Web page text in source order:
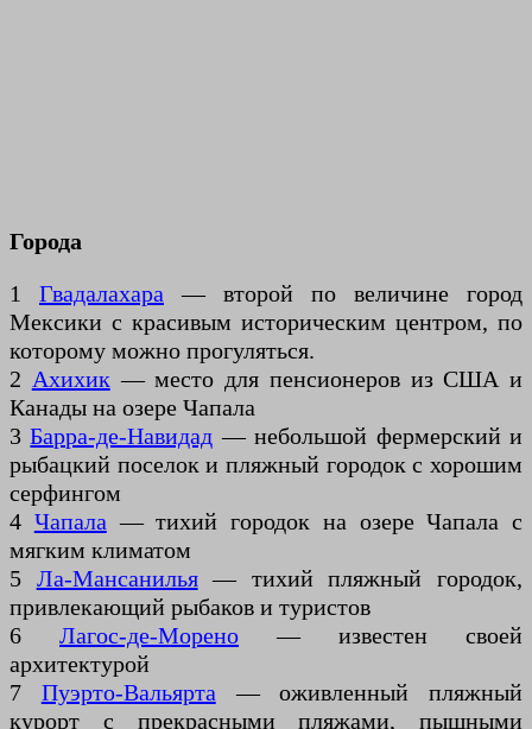
Города
1 Гвадалахара — второй по величине город
Мексики с красивым историческим центром, по
которому можно прогуляться.
2 Ахихик — место для пенсионеров из США и
Канады на озере Чапала
3Барра-де-Навидад — небольшой фермерский и
рыбацкий поселок и пляжный городок с хорошим
серфингом
4 Чапала — тихий городок на озере Чапала с
мягким климатом
5 Ла-Мансанилья— тихий пляжный городок,
привлекающий рыбаков и туристов
6 Лагос-де-Морено — известен своей
архитектурой
7 Пуэрто-Вальярта — оживленный пляжный
курорт с прекрасными пляжами, пышными